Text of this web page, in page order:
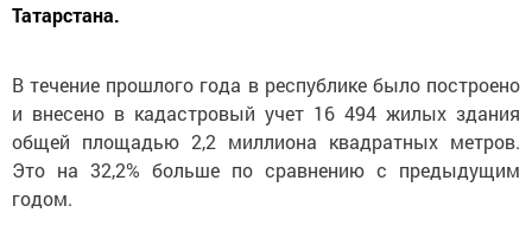
Татарстана.
В течение прошлого года в республике было построено
и внесено в кадастровый учет 16 494 жилых здания
общей площадью 2,2 миллиона квадратных метров.
Это на 32,2% больше по сравнению с предыдущим
годом.